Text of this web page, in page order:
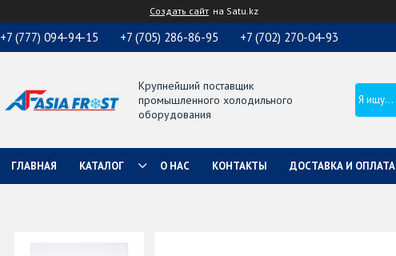
Создать сайт на Satu.kz
+7 (777) 094-94-15 +7 (705) 286-86-95 +7 (702) 270-04-93
Крупнейший поставщик
промышленного холодильного
оборудования
ГЛАВНАЯ КАТАЛОГ О НАС КОНТАКТЫ ДОСТАВКА И ОПЛАТА